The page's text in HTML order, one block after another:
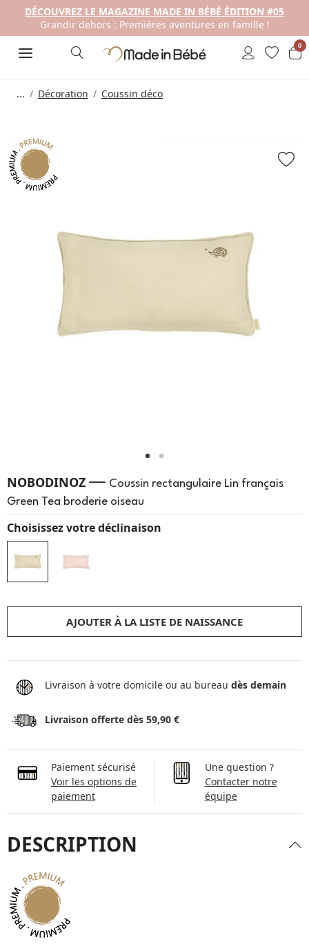
DÉCOUVREZ LE MAGAZINE MADE IN BÉBÉ ÉDITION #05
Grandir dehors : Premières aventures en famille !
0
... Décoration Coussin déco
NOBODINOZ — Coussin rectangulaire Lin français
Green Tea broderie oiseau
Choisissez votre déclinaison
AJOUTER À LA LISTE DE NAISSANCE
Livraison à votre domicile ou au bureau dès demain
Livraison offerte dès 59,90 €
Paiement sécurisé
Voir les options de
paiement
Une question ?
Contacter notre
équipe
DESCRIPTION